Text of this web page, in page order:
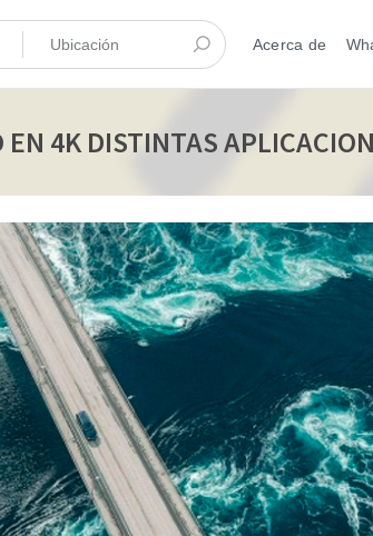
Acerca de
EN 4K DISTINTAS